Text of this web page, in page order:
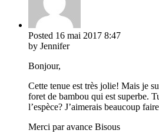
Posted 16 mai 2017 8:47
by Jennifer
Bonjour,
Cette tenue est très jolie! Mais je
foret de bambou qui est superbe.
l’espèce? J’aimerais beaucoup
Merci par avance Bisous